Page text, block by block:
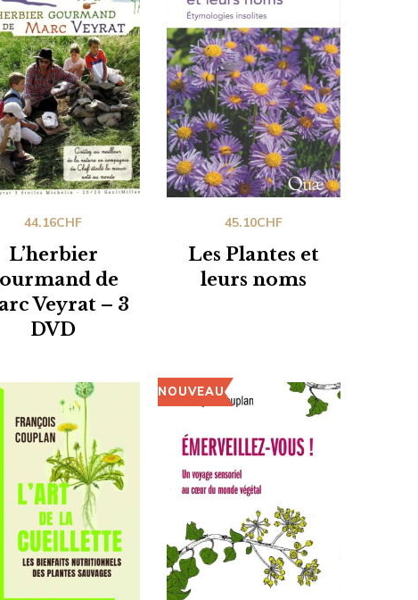
L’herbier
de
Veyrat – 3
DVD
44.16CHF
Les Plantes et
leurs noms
45.10CHF
NOUVEAU